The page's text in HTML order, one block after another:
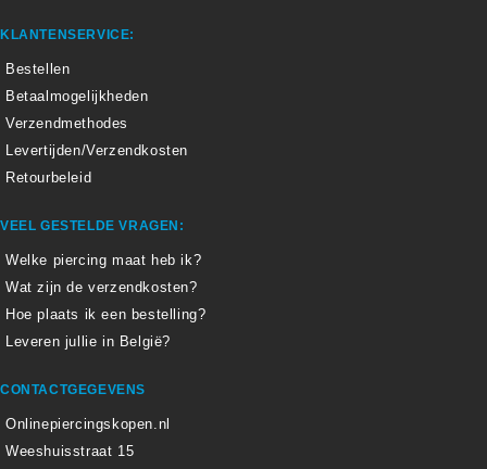
KLANTENSERVICE:
Bestellen
Betaalmogelijkheden
Verzendmethodes
Levertijden/Verzendkosten
Retourbeleid
VEEL GESTELDE VRAGEN:
Welke piercing maat heb ik?
Wat zijn de verzendkosten?
Hoe plaats ik een bestelling?
Leveren jullie in België?
CONTACTGEGEVENS
Onlinepiercingskopen.nl
Weeshuisstraat 15